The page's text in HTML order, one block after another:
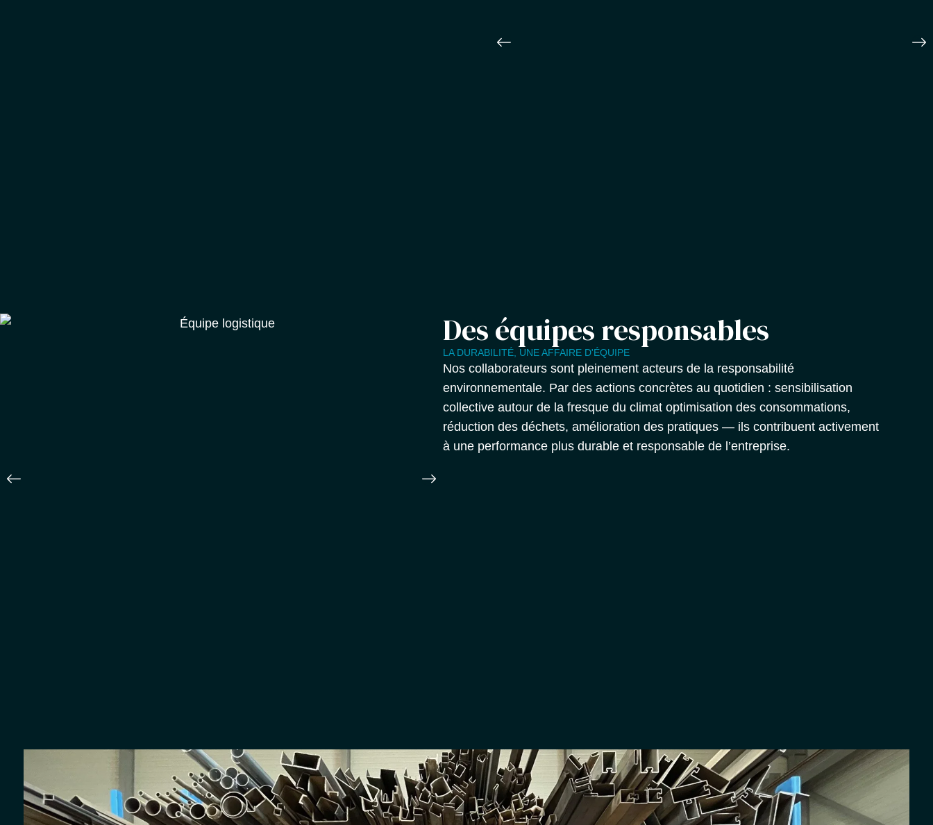
Des équipes responsables
LA DURABILITÉ, UNE AFFAIRE D'ÉQUIPE
Nos collaborateurs sont pleinement acteurs de la responsabilité
environnementale. Par des actions concrètes au quotidien : sensibilisation
collective autour de la fresque du climat optimisation des consommations,
réduction des déchets, amélioration des pratiques — ils contribuent activement
à une performance plus durable et responsable de l’entreprise.